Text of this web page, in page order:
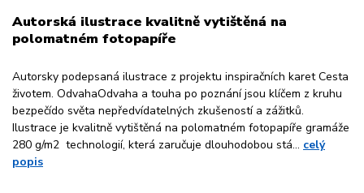
Autorská ilustrace kvalitně vytištěná na
polomatném fotopapíře
Autorsky podepsaná ilustrace z projektu inspiračních karet Cesta
životem. OdvahaOdvaha a touha po poznání jsou klíčem z kruhu
bezpečído světa nepředvídatelných zkušeností a zážitků.
Ilustrace je kvalitně vytištěná na polomatném fotopapíře gramáže
280 g/m2 technologií, která zaručuje dlouhodobou stá... celý
popis